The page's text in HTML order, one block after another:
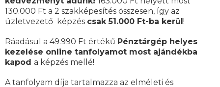
130.000 Ft a 2 szakképesítés összesen, így az
üzletvezető képzés csak 51.000 Ft-ba kerül !
Ráadásul a 49.990 Ft értékű Pénztárgép helyes
kezelése online tanfolyamot most ajándékba
kapod a képzés mellé!
A tanfolyam díja tartalmazza az elméleti és